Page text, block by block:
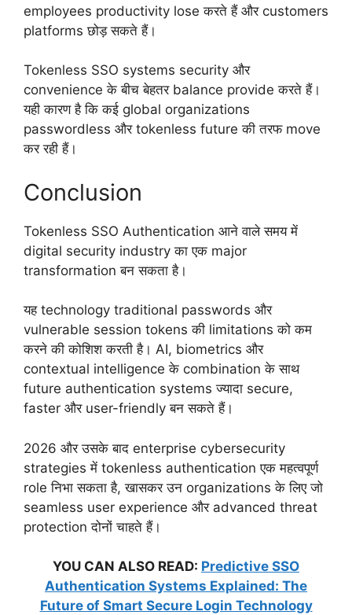
employees productivity lose करते हैं और customers
platforms छोड़ सकते हैं।
Tokenless SSO systems security और
convenience के बीच बेहतर balance provide करते हैं।
यही कारण है कि कई global organizations
passwordless और tokenless future की तरफ move
कर रही हैं।
Conclusion
Tokenless SSO Authentication आने वाले समय में
digital security industry का एक major
transformation बन सकता है।
यह technology traditional passwords और
vulnerable session tokens की limitations को कम
करने की कोशिश करती है। AI, biometrics और
contextual intelligence के combination के साथ
future authentication systems ज्यादा secure,
faster और user-friendly बन सकते हैं।
2026 और उसके बाद enterprise cybersecurity
strategies में tokenless authentication एक महत्वपूर्ण
role निभा सकता है, खासकर उन organizations के लिए जो
seamless user experience और advanced threat
protection दोनों चाहते हैं।
YOU CAN ALSO READ: Predictive SSO
Authentication Systems Explained: The
Future of Smart Secure Login Technology